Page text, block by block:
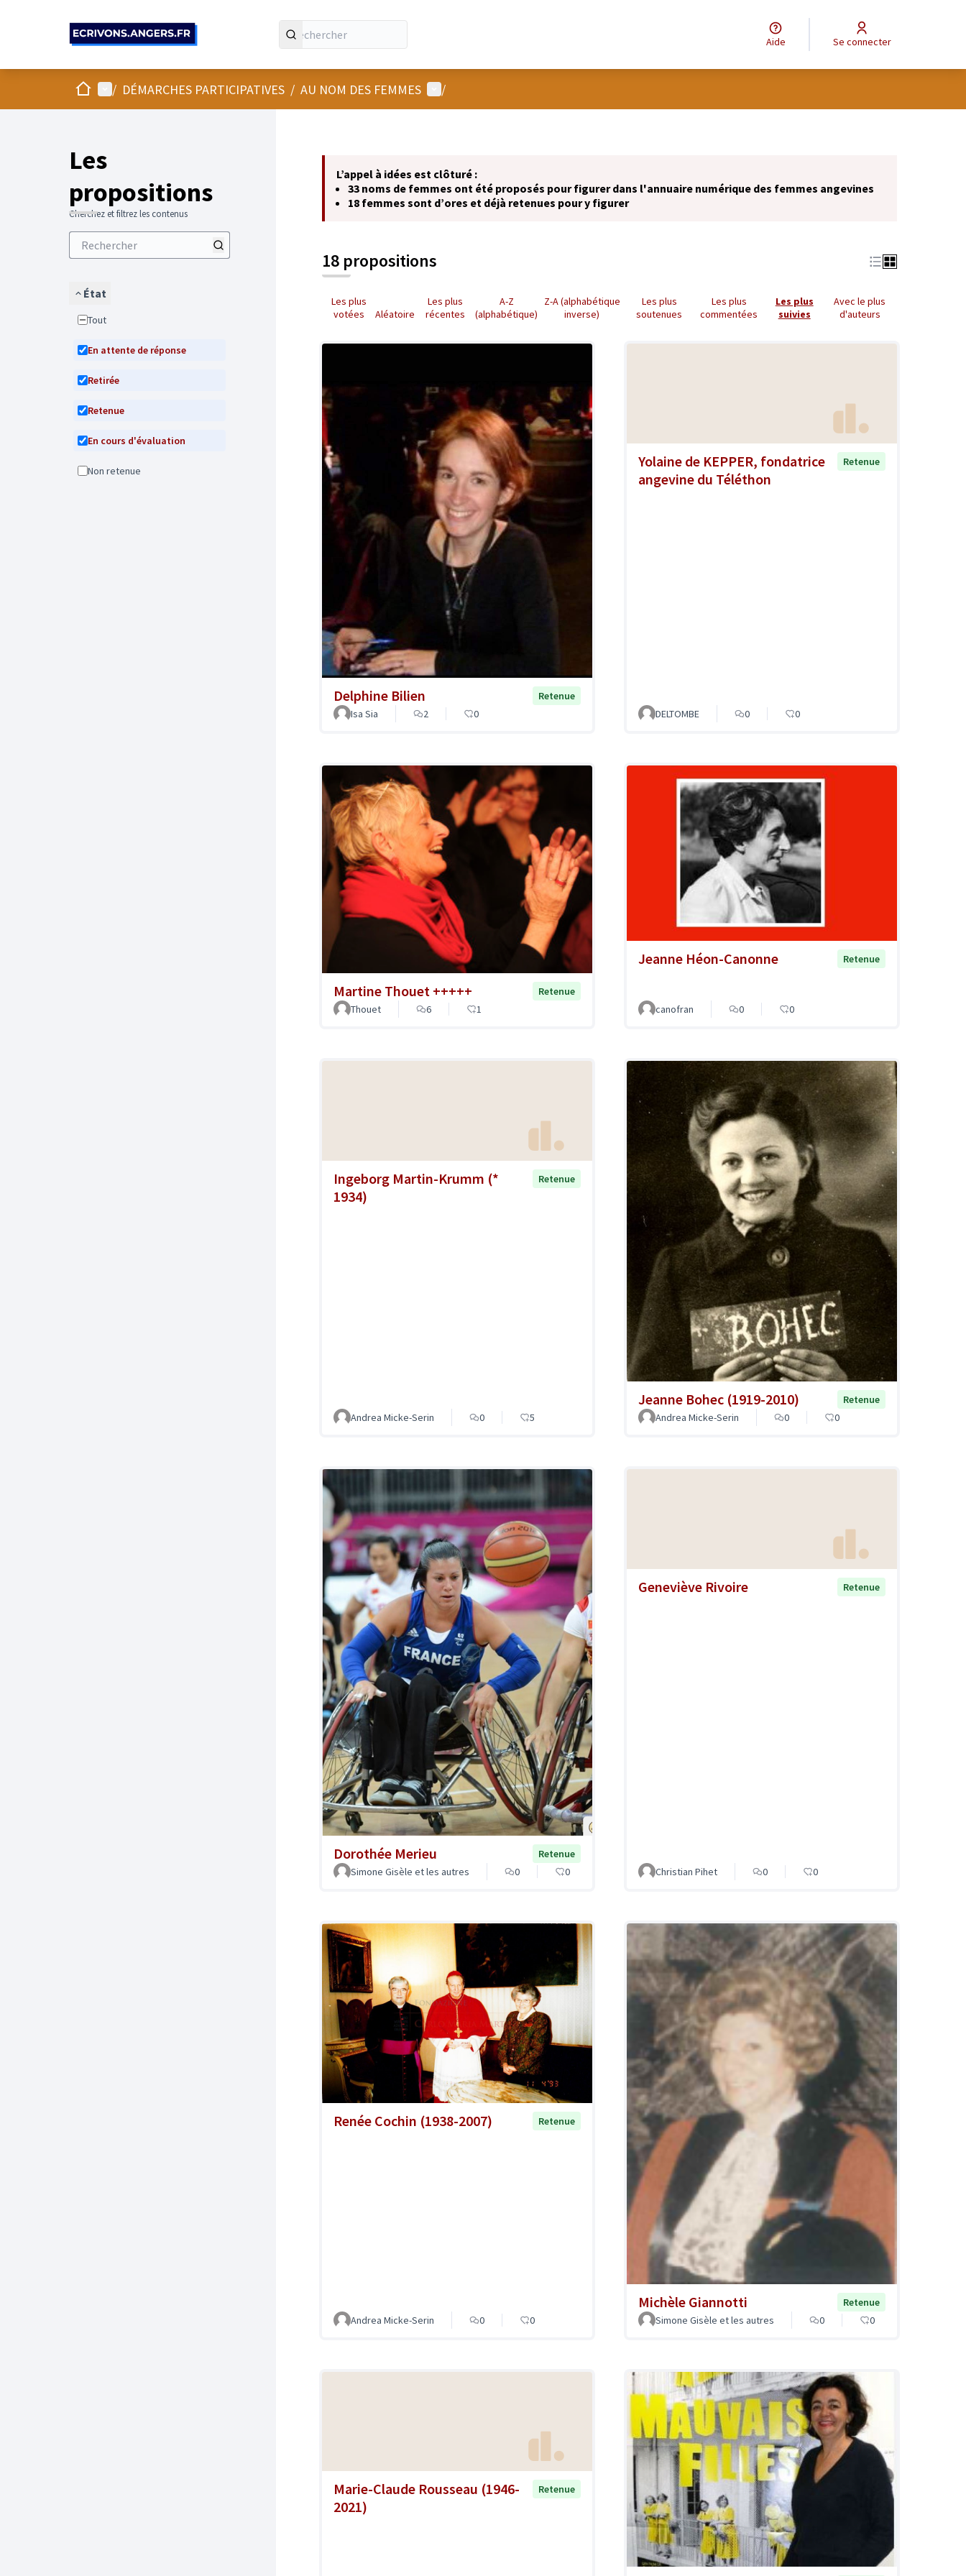
Aide Se connecter
AccueilMenu principal
/ DÉMARCHES PARTICIPATIVES / AU NOM DES FEMMES Menu utilisateur
/
Les
propositions
Cherchez et filtrez les contenus
État
Tout
En attente de réponse
Retirée
Retenue
En cours d'évaluation
Non retenue
L’appel à idées est clôturé :
33 noms de femmes ont été proposés pour figurer dans l'annuaire numérique des femmes angevines
18 femmes sont d’ores et déjà retenues pour y figurer
18 propositions
Les plus
votées
Aléatoire
Les plus
récentes
A-Z
(alphabétique)
Z-A (alphabétique
inverse)
Les plus
soutenues
Les plus
commentées
Les plus
suivies
Avec le plus
d'auteurs
Delphine Bilien
Retenue
Isa Sia
2 0
Yolaine de KEPPER, fondatrice
angevine du Téléthon
Retenue
DELTOMBE 0 0
Martine Thouet +++++
Retenue
Thouet
6 1
Jeanne Héon-Canonne Retenue
canofran 0 0
Ingeborg Martin-Krumm (*
1934)
Retenue
Andrea Micke-Serin 0 5
Jeanne Bohec (1919-2010)
Retenue
Andrea Micke-Serin
0 0
Dorothée Merieu
Retenue
Simone Gisèle et les autres
0 0
Geneviève Rivoire Retenue
Christian Pihet 0 0
Renée Cochin (1938-2007) Retenue
Andrea Micke-Serin 0 0
Michèle Giannotti
Retenue
Simone Gisèle et les autres
0 0
Marie-Claude Rousseau (1946-
2021)
Retenue